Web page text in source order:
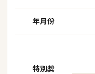
年月份
特別獎